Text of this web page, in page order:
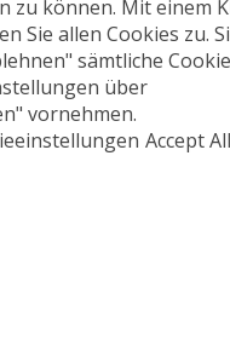
zu können. Mit einem
Sie allen Cookies zu.
sämtliche
über
vornehmen.
Accept All